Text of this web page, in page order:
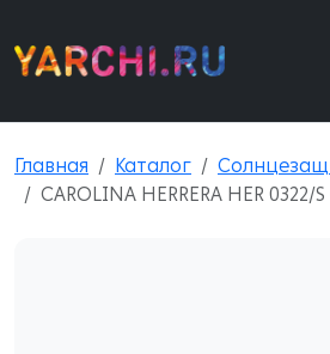
Главная Каталог
CAROLINA HERRERA HER 0322/